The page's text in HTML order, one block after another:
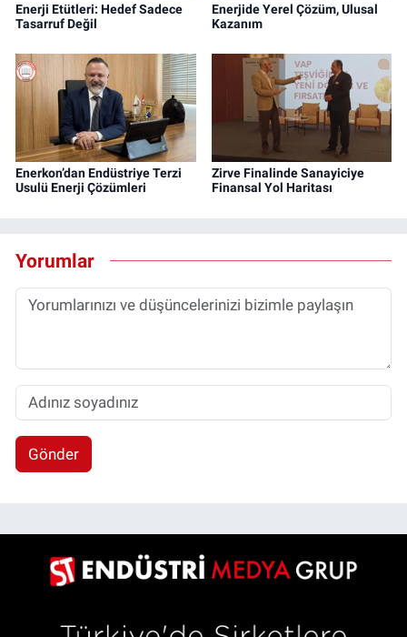
Enerji Etütleri: Hedef Sadece
Tasarruf Değil
Enerjide Yerel Çözüm, Ulusal
Kazanım
Enerkon’dan Endüstriye Terzi
Usulü Enerji Çözümleri
Zirve Finalinde Sanayiciye
Finansal Yol Haritası
Yorumlar
Gönder